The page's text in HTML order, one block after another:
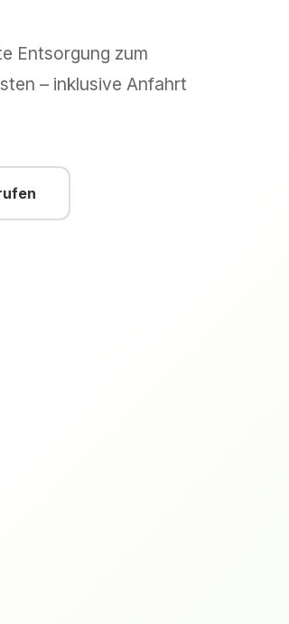
Entsorgung zum
– inklusive Anfahrt